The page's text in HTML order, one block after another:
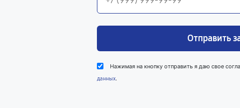
Отправить
Нажимая на кнопку отправить я даю свое
данных.